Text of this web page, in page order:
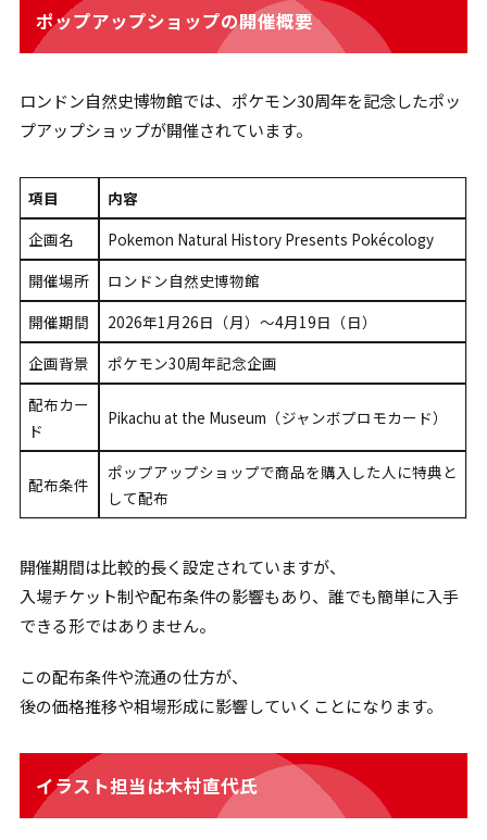
ポップアップショップの開催概要
ロンドン自然史博物館では、ポケモン30周年を記念したポッ
プアップショップが開催されています。
項目
内容
企画名
Pokemon Natural History Presents Pokécology
開催場所
ロンドン自然史博物館
開催期間
2026年1月26日（月）〜4月19日（日）
企画背景
ポケモン30周年記念企画
配布カー
ド
Pikachu at the Museum（ジャンボプロモカード）
配布条件
ポップアップショップで商品を購入した人に特典と
して配布
開催期間は比較的長く設定されていますが、
入場チケット制や配布条件の影響もあり、誰でも簡単に入手
できる形ではありません。
この配布条件や流通の仕方が、
後の価格推移や相場形成に影響していくことになります。
イラスト担当は木村直代氏